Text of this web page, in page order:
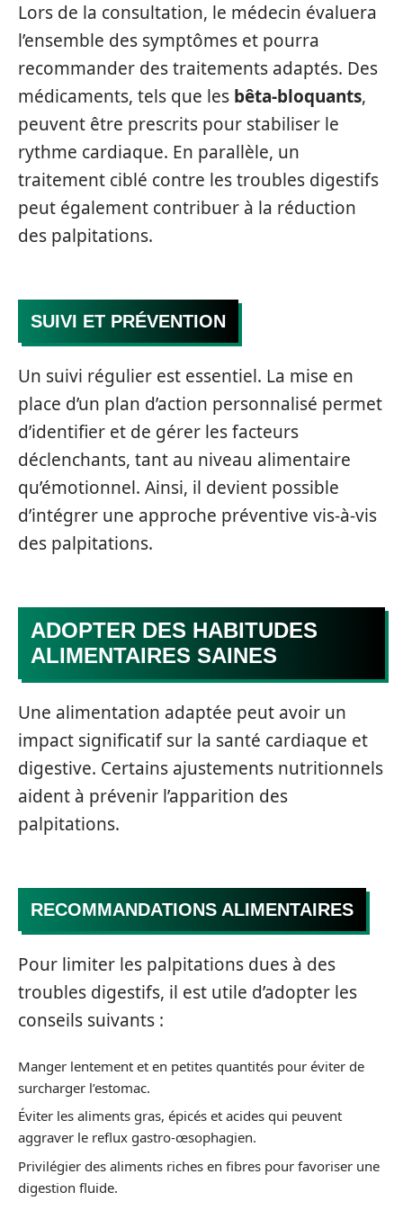
Lors de la consultation, le médecin évaluera
l’ensemble des symptômes et pourra
recommander des traitements adaptés. Des
médicaments, tels que les bêta-bloquants,
peuvent être prescrits pour stabiliser le
rythme cardiaque. En parallèle, un
traitement ciblé contre les troubles digestifs
peut également contribuer à la réduction
des palpitations.
SUIVI ET PRÉVENTION
Un suivi régulier est essentiel. La mise en
place d’un plan d’action personnalisé permet
d’identifier et de gérer les facteurs
déclenchants, tant au niveau alimentaire
qu’émotionnel. Ainsi, il devient possible
d’intégrer une approche préventive vis-à-vis
des palpitations.
ADOPTER DES HABITUDES
ALIMENTAIRES SAINES
Une alimentation adaptée peut avoir un
impact significatif sur la santé cardiaque et
digestive. Certains ajustements nutritionnels
aident à prévenir l’apparition des
palpitations.
RECOMMANDATIONS ALIMENTAIRES
Pour limiter les palpitations dues à des
troubles digestifs, il est utile d’adopter les
conseils suivants :
Manger lentement et en petites quantités pour éviter de
surcharger l’estomac.
Éviter les aliments gras, épicés et acides qui peuvent
aggraver le reflux gastro-œsophagien.
Privilégier des aliments riches en fibres pour favoriser une
digestion fluide.